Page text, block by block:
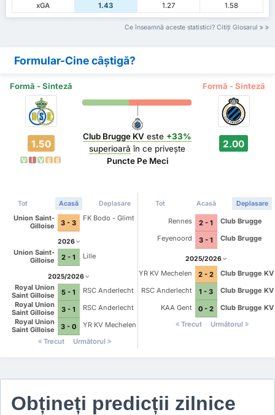
xGA
1.43 1.27 1.58
Ce înseamnă aceste statistici? Citiți Glosarul
Formular-Cine câștigă?
Formă - Sinteză Formă - Sinteză
1.50
V Î V E E
Club Brugge KV este +33%
superioară în ce privește
Puncte Pe Meci
2.00
Tot Acasă Deplasare
Union Saint-
Gilloise
3 - 3
FK Bodo - Glimt
2026
Union Saint-
Gilloise
2 - 1 Lille
2025/2026
Royal Union
Saint Gilloise
5 - 1
RSC Anderlecht
Royal Union
Saint Gilloise
3 - 1
RSC Anderlecht
Royal Union
Saint Gilloise
3 - 0
YR KV Mechelen
Trecut
Următorul
Tot Acasă Deplasare
Rennes 2 - 1
Club Brugge
Feyenoord
3 - 1 Club Brugge
2025/2026
YR KV Mechelen 2 - 2
Club Brugge KV
RSC Anderlecht
1 - 3
Club Brugge KV
KAA Gent
0 - 2
Club Brugge KV
Trecut
Următorul
Obțineți predicții zilnice